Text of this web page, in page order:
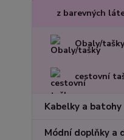
z barevných
Obaly/
cestovní
Kabelky a batohy
Módní doplňky a